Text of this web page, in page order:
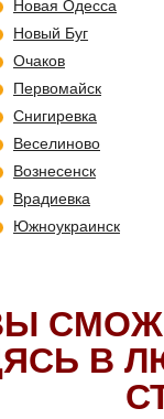
Новая Одесса
Новый Буг
Очаков
Первомайск
Снигиревка
Веселиново
Вознесенск
Врадиевка
Южноукраинск
В